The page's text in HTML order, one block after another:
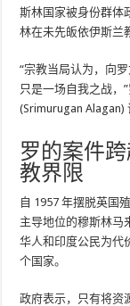
斯林国家被身份群体
林在未先皈依伊斯兰
“宗教当局认为，向
只是一场自我之战，
(Srimurugan Alagan)
罗的案件
教界限
自 1957 年摆脱英国
主导地位的穆斯林马
华人和印度公民为代
个国家。
政府表示，只有将资